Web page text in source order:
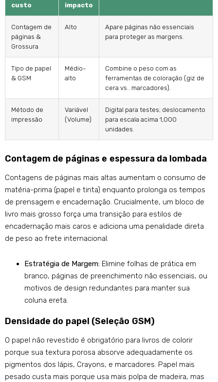
custo
impacto
Contagem de
páginas &
Grossura
Alto
Apare páginas não essenciais
para proteger as margens.
Tipo de papel
& GSM
Médio-
alto
Combine o peso com as
ferramentas de coloração (giz de
cera vs.. marcadores).
Método de
impressão
Variável
(Volume)
Digital para testes; deslocamento
para escala acima 1,000
unidades.
Contagem de páginas e espessura da lombada
Contagens de páginas mais altas aumentam o consumo de
matéria-prima (papel e tinta) enquanto prolonga os tempos
de prensagem e encadernação. Crucialmente, um bloco de
livro mais grosso força uma transição para estilos de
encadernação mais caros e adiciona uma penalidade direta
de peso ao frete internacional.
Estratégia de Margem: Elimine folhas de prática em
branco, páginas de preenchimento não essenciais, ou
motivos de design redundantes para manter sua
coluna ereta.
Densidade do papel (Seleção GSM)
O papel não revestido é obrigatório para livros de colorir
porque sua textura porosa absorve adequadamente os
pigmentos dos lápis, Crayons, e marcadores. Papel mais
pesado custa mais porque usa mais polpa de madeira, mas